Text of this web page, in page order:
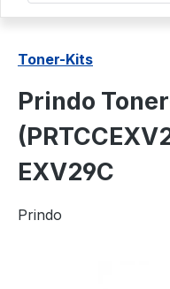
Toner-Kits
Prindo
EXV29C
Prindo